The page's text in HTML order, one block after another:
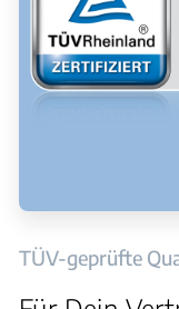
TÜV-geprüfte